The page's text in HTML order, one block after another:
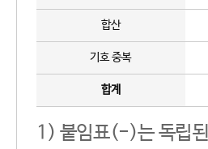
합산
기호 중복
합계
1) 붙임표(-)는 독립된